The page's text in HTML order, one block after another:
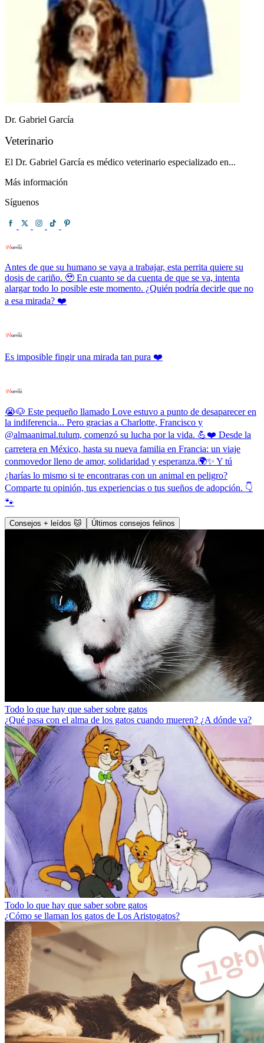
Dr. Gabriel García
Veterinario
El Dr. Gabriel García es médico veterinario especializado en...
Más información
Síguenos
Antes de que su humano se vaya a trabajar, esta perrita quiere su
dosis de cariño. 🥹 En cuanto se da cuenta de que se va, intenta
alargar todo lo posible este momento. ¿Quién podría decirle que no
a esa mirada? ❤️
Es imposible fingir una mirada tan pura ❤️
😭🐶 Este pequeño llamado Love estuvo a punto de desaparecer en
la indiferencia... Pero gracias a Charlotte, Francisco y
@almaanimal.tulum, comenzó su lucha por la vida. 💪❤️ Desde la
carretera en México, hasta su nueva familia en Francia: un viaje
conmovedor lleno de amor, solidaridad y esperanza.🌍✨ Y tú
¿harías lo mismo si te encontraras con un animal en peligro?
Comparte tu opinión, tus experiencias o tus sueños de adopción. 👇
🐾
Consejos + leídos 🐱 Últimos consejos felinos
Todo lo que hay que saber sobre gatos
¿Qué pasa con el alma de los gatos cuando mueren? ¿A dónde va?
Todo lo que hay que saber sobre gatos
¿Cómo se llaman los gatos de Los Aristogatos?